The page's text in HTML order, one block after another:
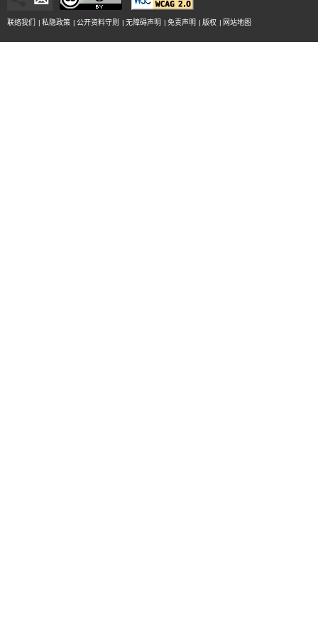
联络我们 | 私隐政策 | 公开资料守则 | 无障碍声明 | 免责声明 | 版权 | 网站地图